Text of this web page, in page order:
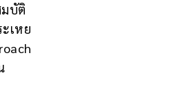
บัติ
เหย